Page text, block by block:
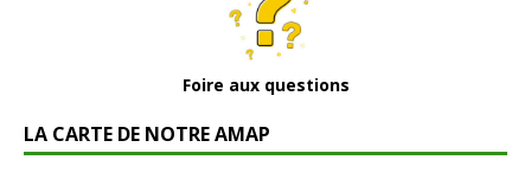
Foire aux questions
LA CARTE DE NOTRE AMAP